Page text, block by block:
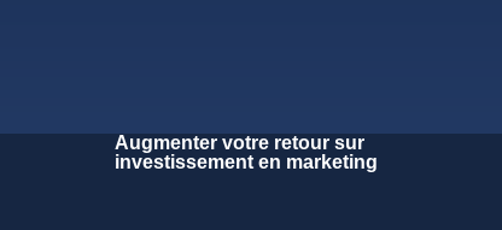
Augmenter votre retour sur
investissement en marketing